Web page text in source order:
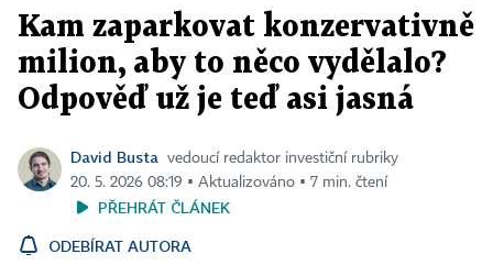
Kam zaparkovat konzervativně
milion, aby to něco vydělalo?
Odpověď už je teď asi jasná
David Busta
vedoucí redaktor investiční rubriky
20. 5. 2026 08:19 ▪ Aktualizováno ▪ 7 min. čtení
PŘEHRÁT ČLÁNEK
ODEBÍRAT AUTORA